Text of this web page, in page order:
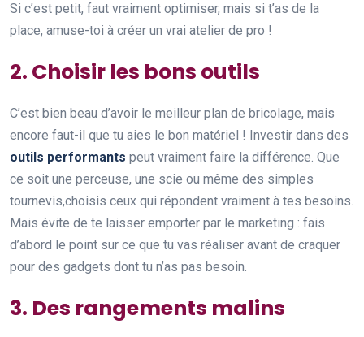
Si c’est petit, faut vraiment optimiser, mais si t’as de la
place, amuse-toi à créer un vrai atelier de pro !
2. Choisir les bons outils
C’est bien beau d’avoir le meilleur plan de bricolage, mais
encore faut-il que tu aies le bon matériel ! Investir dans des
outils performants peut vraiment faire la différence. Que
ce soit une perceuse, une scie ou même des simples
tournevis,choisis ceux qui répondent vraiment à tes besoins.
Mais évite de te laisser emporter par le marketing : fais
d’abord le point sur ce que tu vas réaliser avant de craquer
pour des gadgets dont tu n’as pas besoin.
3. Des rangements malins